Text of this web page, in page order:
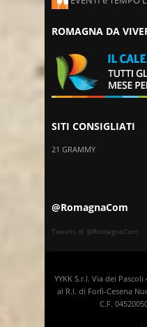
ROMAGNA DA
SITI CONSIGLIATI
21 GRAMMY
@RomagnaCom
Tweets di @RomagnaCom
YYKK S.r.l. Via dei
al R.I. di Forlì-Cesena
C.F.